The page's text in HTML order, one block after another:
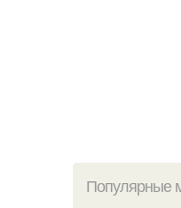
Популярные